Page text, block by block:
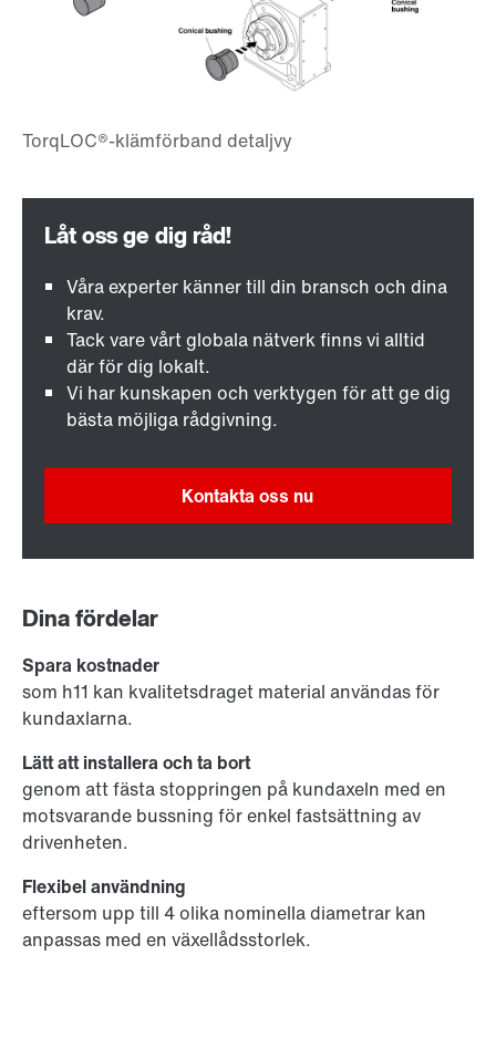
Våra experter känner till din bransch och dina
krav.
Tack vare vårt globala nätverk finns vi alltid
där för dig lokalt.
Vi har kunskapen och verktygen för att ge dig
bästa möjliga rådgivning.
Kontakta oss nu
Dina fördelar
Spara kostnader
som h11 kan kvalitetsdraget material användas för
kundaxlarna.
Lätt att installera och ta bort
genom att fästa stoppringen på kundaxeln med en
motsvarande bussning för enkel fastsättning av
drivenheten.
Flexibel användning
eftersom upp till 4 olika nominella diametrar kan
anpassas med en växellådsstorlek.